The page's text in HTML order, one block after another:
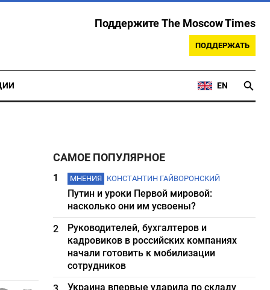
Поддержите The Moscow Times
ПОДДЕРЖАТЬ
EN
САМОЕ ПОПУЛЯРНОЕ
1 МНЕНИЯ КОНСТАНТИН ГАЙВОРОНСКИЙ
Путин и уроки Первой мировой:
насколько они им усвоены?
2
Руководителей, бухгалтеров и
кадровиков в российских компаниях
начали готовить к мобилизации
сотрудников
Украина впервые ударила по складу